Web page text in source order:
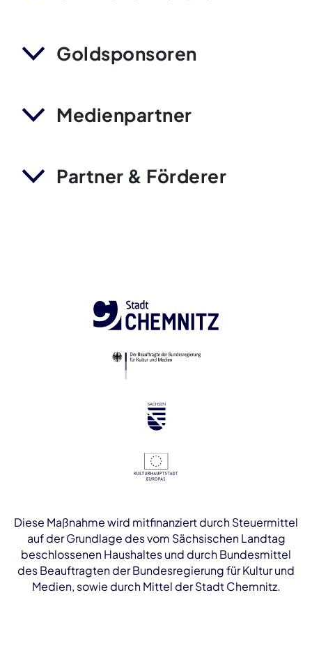
Goldsponsoren
Medienpartner
Partner & Förderer
Diese Maßnahme wird mitfinanziert durch Steuermittel
auf der Grundlage des vom Sächsischen Landtag
beschlossenen Haushaltes und durch Bundesmittel
des Beauftragten der Bundesregierung für Kultur und
Medien, sowie durch Mittel der Stadt Chemnitz.